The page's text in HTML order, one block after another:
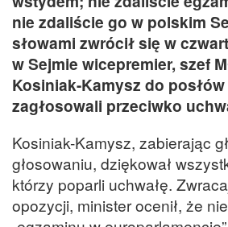
nie zdaliście go w polskim
słowami zwrócił się w
w Sejmie wicepremier, szef
Kosiniak-Kamysz do
zagłosowali przeciwko
Kosiniak-Kamysz, zabierając
głosowaniu, dziękował
którzy poparli uchwałę.
opozycji, minister ocenił, że